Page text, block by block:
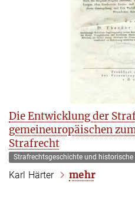
Die Entwicklung der
gemeineuropäischen
Strafrecht
Strafrechtsgeschichte und
Karl Härter mehr